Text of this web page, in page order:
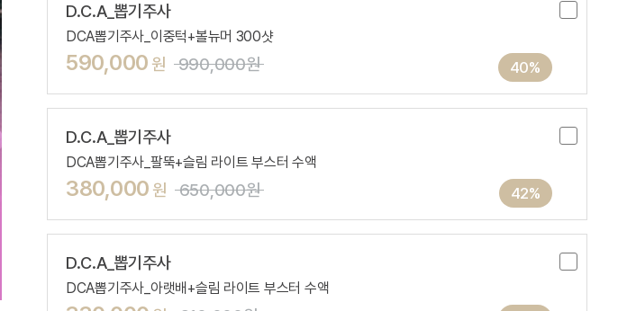
D.C.A_뽑기주사
DCA뽑기주사_이중턱+볼뉴머 300샷
590,000 원 990,000원 40%
D.C.A_뽑기주사
DCA뽑기주사_팔뚝+슬림 라이트 부스터 수액
380,000 원 650,000원 42%
D.C.A_뽑기주사
DCA뽑기주사_아랫배+슬림 라이트 부스터 수액